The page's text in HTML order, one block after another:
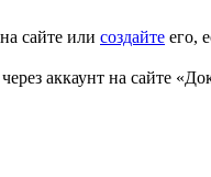
сайте или создайте его,
аккаунт на сайте